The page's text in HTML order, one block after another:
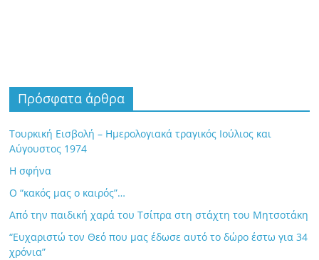
Πρόσφατα άρθρα
Τουρκική Εισβολή – Ημερολογιακά τραγικός Ιούλιος και
Αύγουστος 1974
Η σφήνα
Ο “κακός μας ο καιρός”…
Από την παιδική χαρά του Τσίπρα στη στάχτη του Μητσοτάκη
“Ευχαριστώ τον Θεό που μας έδωσε αυτό το δώρο έστω για 34
χρόνια”